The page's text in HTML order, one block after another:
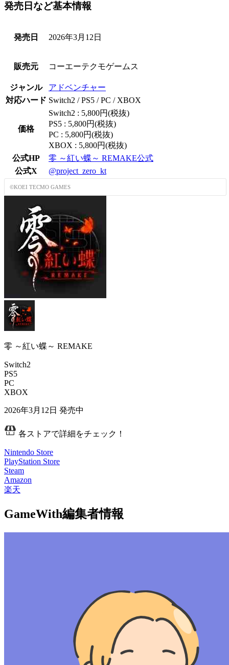
発売日など基本情報
発売日 2026年3月12日
販売元 コーエーテクモゲームス
ジャンル
アドベンチャー
対応ハード Switch2 / PS5 / PC / XBOX
価格
Switch2 : 5,800円(税抜)
PS5 : 5,800円(税抜)
PC : 5,800円(税抜)
XBOX : 5,800円(税抜)
公式HP
零 ～紅い蝶～ REMAKE公式
公式X
@project_zero_kt
©KOEI TECMO GAMES
零 ～紅い蝶～ REMAKE
Switch2
PS5
PC
XBOX
2026年3月12日 発売中
各ストアで詳細をチェック！
Nintendo Store
PlayStation Store
Steam
Amazon
楽天
GameWith編集者情報